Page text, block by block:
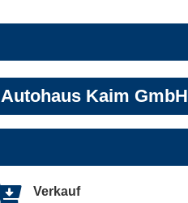
Autohaus Kaim GmbH
Verkauf